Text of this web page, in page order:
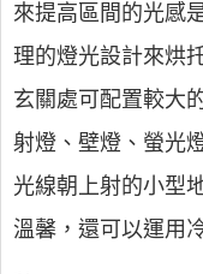
來提高區間的光感
理的燈光設計來烘
玄關處可配置較大
射燈、壁燈、螢光
光線朝上射的小型
溫馨，還可以運用